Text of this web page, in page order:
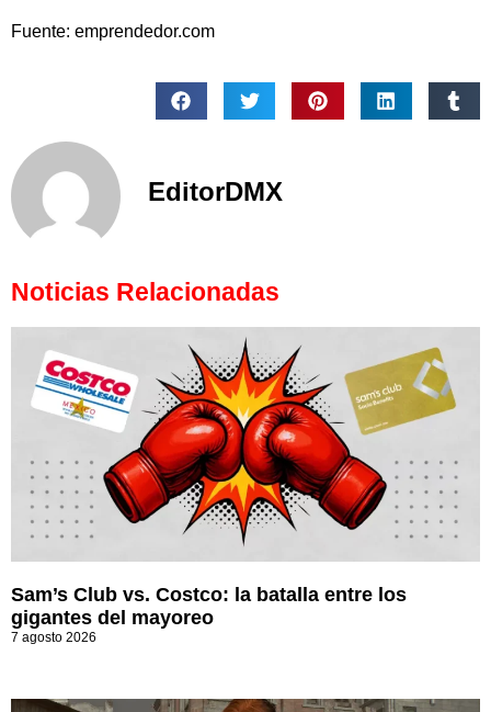
Fuente: emprendedor.com
EditorDMX
Noticias Relacionadas
Sam’s Club vs. Costco: la batalla entre los
gigantes del mayoreo
7 agosto 2026